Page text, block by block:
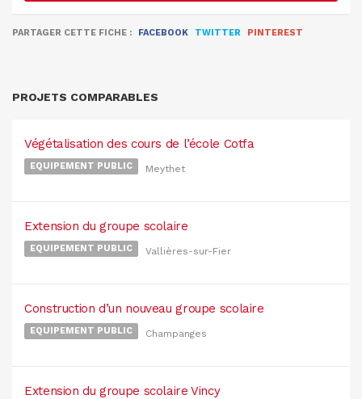
PARTAGER CETTE FICHE : FACEBOOK TWITTER PINTEREST
PROJETS COMPARABLES
Végétalisation des cours de l’école Cotfa
EQUIPEMENT PUBLIC Meythet
Extension du groupe scolaire
EQUIPEMENT PUBLIC Vallières-sur-Fier
Construction d’un nouveau groupe scolaire
EQUIPEMENT PUBLIC Champanges
Extension du groupe scolaire Vincy